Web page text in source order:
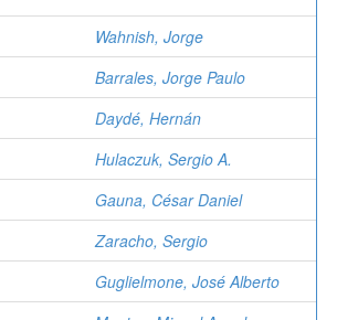
Wahnish, Jorge
Barrales, Jorge Paulo
Daydé, Hernán
Hulaczuk, Sergio A.
Gauna, César Daniel
Zaracho, Sergio
Guglielmone, José Alberto